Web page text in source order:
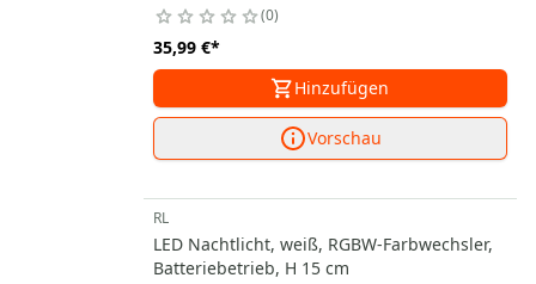
0
35,99 €*
Hinzufügen
Vorschau
RL
LED Nachtlicht, weiß, RGBW-Farbwechsler,
Batteriebetrieb, H 15 cm